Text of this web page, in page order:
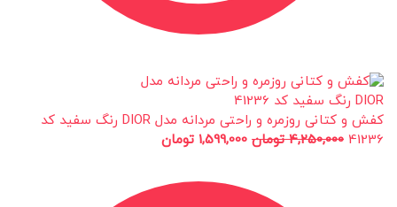
کفش و کتانی روزمره و راحتی مردانه مدل DIOR رنگ سفید کد
41236
4,250,000 تومان 1,599,000 تومان